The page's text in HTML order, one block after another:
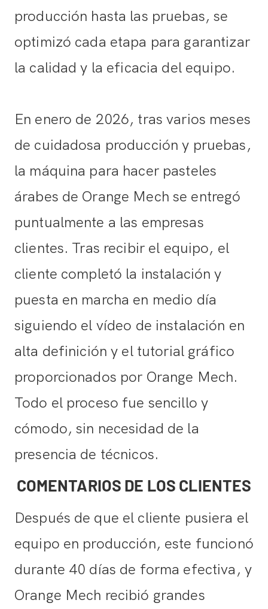
producción hasta las pruebas, se
optimizó cada etapa para garantizar
la calidad y la eficacia del equipo.
En enero de 2026, tras varios meses
de cuidadosa producción y pruebas,
la máquina para hacer pasteles
árabes de Orange Mech se entregó
puntualmente a las empresas
clientes. Tras recibir el equipo, el
cliente completó la instalación y
puesta en marcha en medio día
siguiendo el vídeo de instalación en
alta definición y el tutorial gráfico
proporcionados por Orange Mech.
Todo el proceso fue sencillo y
cómodo, sin necesidad de la
presencia de técnicos.
COMENTARIOS DE LOS CLIENTES
Después de que el cliente pusiera el
equipo en producción, este funcionó
durante 40 días de forma efectiva, y
Orange Mech recibió grandes